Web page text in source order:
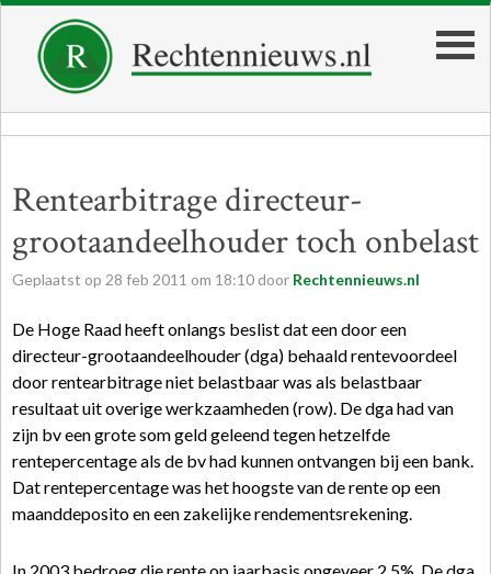
Rentearbitrage directeur-
grootaandeelhouder toch onbelast
Geplaatst op 28 feb 2011 om 18:10 door Rechtennieuws.nl
De Hoge Raad heeft onlangs beslist dat een door een
directeur-grootaandeelhouder (dga) behaald rentevoordeel
door rentearbitrage niet belastbaar was als belastbaar
resultaat uit overige werkzaamheden (row). De dga had van
zijn bv een grote som geld geleend tegen hetzelfde
rentepercentage als de bv had kunnen ontvangen bij een bank.
Dat rentepercentage was het hoogste van de rente op een
maanddeposito en een zakelijke rendementsrekening.